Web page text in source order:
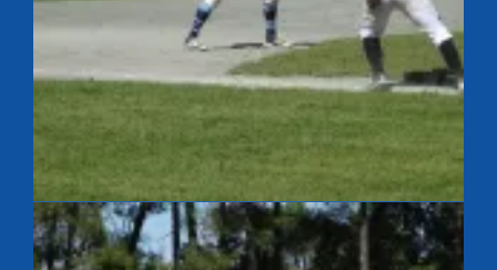
French Summer League